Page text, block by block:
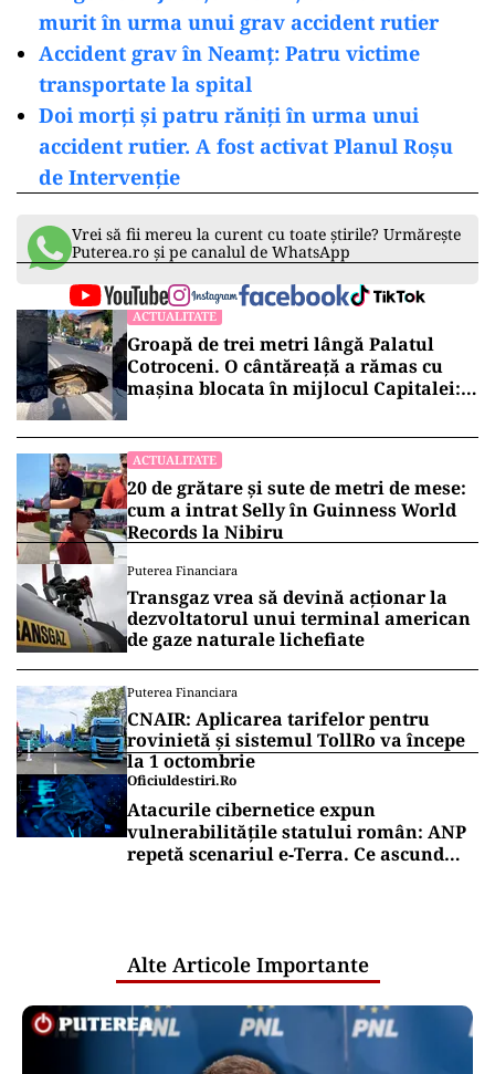
murit în urma unui grav accident rutier
Accident grav în Neamț: Patru victime
transportate la spital
Doi morți și patru răniți în urma unui
accident rutier. A fost activat Planul Roșu
de Intervenție
Vrei să fii mereu la curent cu toate știrile? Urmărește
Puterea.ro și pe canalul de WhatsApp
ACTUALITATE
Groapă de trei metri lângă Palatul
Cotroceni. O cântăreață a rămas cu
mașina blocata în mijlocul Capitalei:
ACTUALITATE
20 de grătare și sute de metri de mese:
cum a intrat Selly în Guinness World
Records la Nibiru
Puterea Financiara
Transgaz vrea să devină acționar la
dezvoltatorul unui terminal american
de gaze naturale lichefiate
Puterea Financiara
CNAIR: Aplicarea tarifelor pentru
rovinietă și sistemul TollRo va începe
la 1 octombrie
Oficiuldestiri.ro
Atacurile cibernetice expun
vulnerabilitățile statului român: ANP
repetă scenariul e‑Terra. Ce ascund
Alte Articole Importante